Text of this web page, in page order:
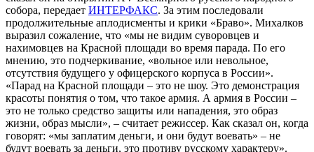
собора, передает ИНТЕРФАКС. За этим последовали
продолжительные аплодисменты и крики «Браво». Михалков
выразил сожаление, что «мы не видим суворовцев и
нахимовцев на Красной площади во время парада. По его
мнению, это подчеркивание, «вольное или невольное,
отсутствия будущего у офицерского корпуса в России».
«Парад на Красной площади – это не шоу. Это демонстрация
красоты понятия о том, что такое армия. А армия в России –
это не только средство защиты или нападения, это образ
жизни, образ мысли», – считает режиссер. Как сказал он, когда
говорят: «мы заплатим деньги, и они будут воевать» – не
будут воевать за деньги, это противу русскому характеру».